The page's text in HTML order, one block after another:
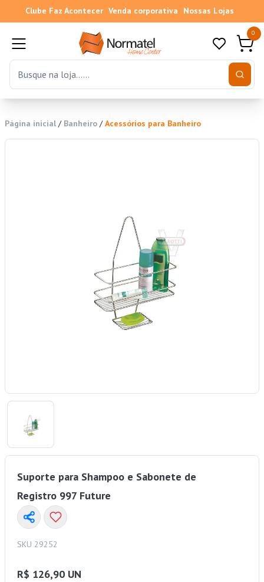
Clube Faz Acontecer Venda corporativa Nossas Lojas
0
Página inicial / Banheiro /Acessórios para Banheiro
Suporte para Shampoo e Sabonete de
Registro 997 Future
SKU 29252
R$ 126,90 UN